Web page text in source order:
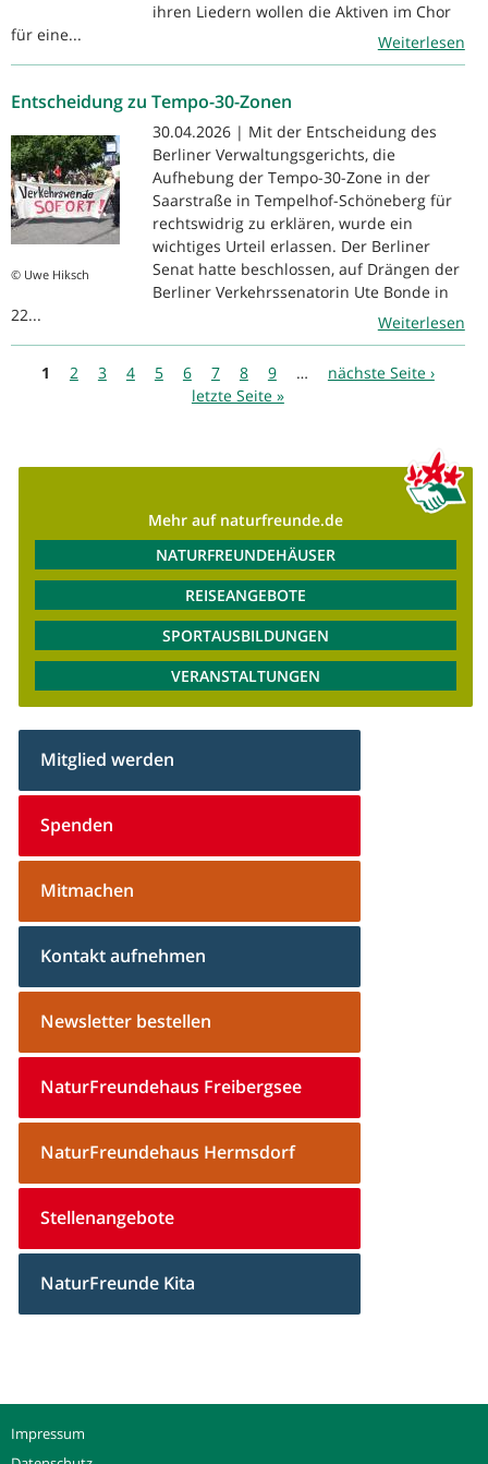
ihren Liedern wollen die Aktiven im Chor
für eine...
Weiterlesen
Entscheidung zu Tempo-30-Zonen
© Uwe Hiksch
30.04.2026 | Mit der Entscheidung des
Berliner Verwaltungsgerichts, die
Aufhebung der Tempo-30-Zone in der
Saarstraße in Tempelhof-Schöneberg für
rechtswidrig zu erklären, wurde ein
wichtiges Urteil erlassen. Der Berliner
Senat hatte beschlossen, auf Drängen der
Berliner Verkehrssenatorin Ute Bonde in
22...
Weiterlesen
Seiten
1 2 3 4 5 6 7 8 9 …
nächste Seite ›
letzte Seite »
Mehr auf naturfreunde.de
NATURFREUNDEHÄUSER
REISEANGEBOTE
SPORTAUSBILDUNGEN
VERANSTALTUNGEN
Mitglied werden
Spenden
Mitmachen
Kontakt aufnehmen
Newsletter bestellen
NaturFreundehaus Freibergsee
NaturFreundehaus Hermsdorf
Stellenangebote
NaturFreunde Kita
Impressum